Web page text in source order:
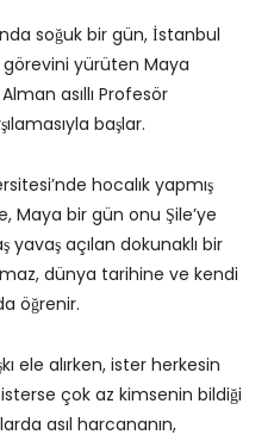
soğuk bir gün, İstanbul
görevini yürüten Maya
asıllı Profesör
başlar.
hocalık yapmış
Maya bir gün onu Şile’ye
yavaş açılan dokunaklı bir
dünya tarihine ve kendi
öğrenir.
ele alırken, ister herkesin
isterse çok az kimsenin bildiği
asıl harcananın,